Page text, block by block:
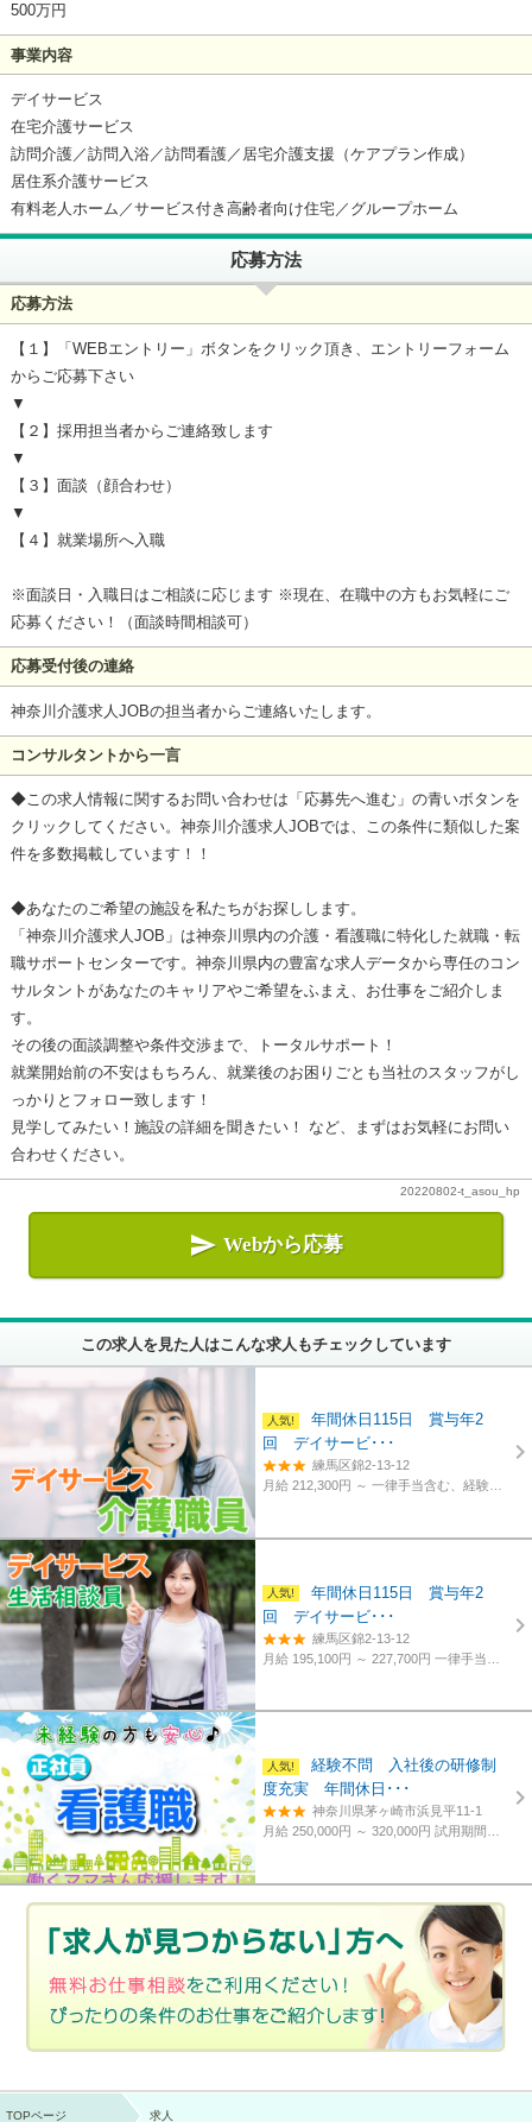
500万円
事業内容
デイサービス
在宅介護サービス
訪問介護／訪問入浴／訪問看護／居宅介護支援（ケアプラン作成）
居住系介護サービス
有料老人ホーム／サービス付き高齢者向け住宅／グループホーム
応募方法
応募方法
【１】「WEBエントリー」ボタンをクリック頂き、エントリーフォーム
からご応募下さい
▼
【２】採用担当者からご連絡致します
▼
【３】面談（顔合わせ）
▼
【４】就業場所へ入職
※面談日・入職日はご相談に応じます ※現在、在職中の方もお気軽にご
応募ください！（面談時間相談可）
応募受付後の連絡
神奈川介護求人JOBの担当者からご連絡いたします。
コンサルタントから一言
◆この求人情報に関するお問い合わせは「応募先へ進む」の青いボタンを
クリックしてください。神奈川介護求人JOBでは、この条件に類似した案
件を多数掲載しています！！
◆あなたのご希望の施設を私たちがお探しします。
「神奈川介護求人JOB」は神奈川県内の介護・看護職に特化した就職・転
職サポートセンターです。神奈川県内の豊富な求人データから専任のコン
サルタントがあなたのキャリアやご希望をふまえ、お仕事をご紹介しま
す。
その後の面談調整や条件交渉まで、トータルサポート！
就業開始前の不安はもちろん、就業後のお困りごとも当社のスタッフがし
っかりとフォロー致します！
見学してみたい！施設の詳細を聞きたい！ など、まずはお気軽にお問い
合わせください。
20220802-t_asou_hp
 Webから応募
この求人を見た人はこんな求人もチェックしています
年間休日115日 賞与年2
回 デイサービ･･･
練馬区錦2-13-12
月給 212,300円 ～一律手当含む、経験・資格考慮
年間休日115日 賞与年2
回 デイサービ･･･
練馬区錦2-13-12
月給 195,100円 ～ 227,700円一律手当含む、経験・資格考慮
経験不問 入社後の研修制
度充実 年間休日･･･
神奈川県茅ヶ崎市浜見平11-1
月給 250,000円 ～ 320,000円試用期間あり。3カ月～4カ月。
TOPページ 求人